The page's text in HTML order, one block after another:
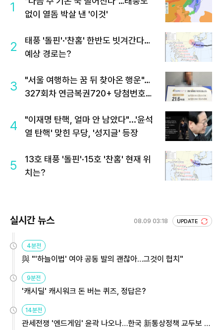
1
없이 열돔 박살 낸 '이것'
2
태풍 '돌핀'·'찬홈' 한반도 빗겨간다…
예상 경로는?
3
"서울 여행하는 꿈 뒤 찾아온 행운"…
327회차 연금복권720+ 당첨번호조
4
"이재명 탄핵, 얼마 안 남았다"...'윤석
열 탄핵' 맞힌 무당, '성지글' 등장
5
13호 태풍 '돌핀'·15호 '찬홈' 현재 위
치는?
실시간 뉴스 08.09 03:18 UPDATE
4분전
與 "'하늘이법' 여야 공동 발의 괜찮아…그것이 협치"
9분전
'캐시딜' 캐시워크 돈 버는 퀴즈, 정답은?
14분전
관세전쟁 '엔드게임' 윤곽 나오나…한국 新통상정책 교두보 활